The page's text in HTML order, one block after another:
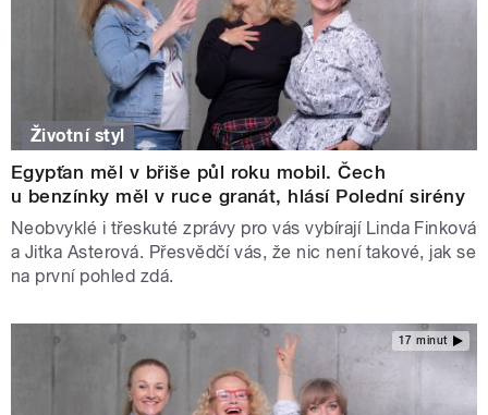
Životní styl
Egypťan měl v břiše půl roku mobil. Čech
u benzínky měl v ruce granát, hlásí Polední sirény
Neobvyklé i třeskuté zprávy pro vás vybírají Linda Finková
a Jitka Asterová. Přesvědčí vás, že nic není takové, jak se
na první pohled zdá.
17 minut